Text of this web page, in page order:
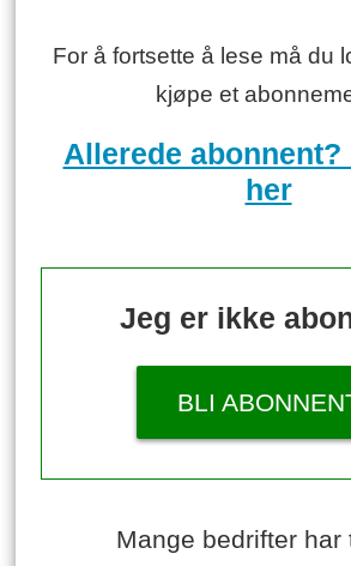
For å fortsette å lese må du
kjøpe et
Allerede abonnent?
her
Jeg er ikke
BLI
Mange bedrifter har